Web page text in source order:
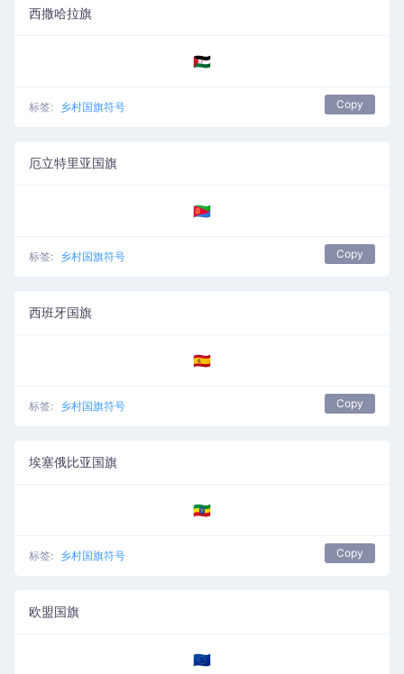
西撒哈拉旗
🇪🇭
标签: 乡村国旗符号 Copy
厄立特里亚国旗
🇪🇷
标签: 乡村国旗符号 Copy
西班牙国旗
🇪🇸
标签: 乡村国旗符号 Copy
埃塞俄比亚国旗
🇪🇹
标签: 乡村国旗符号 Copy
欧盟国旗
🇪🇺